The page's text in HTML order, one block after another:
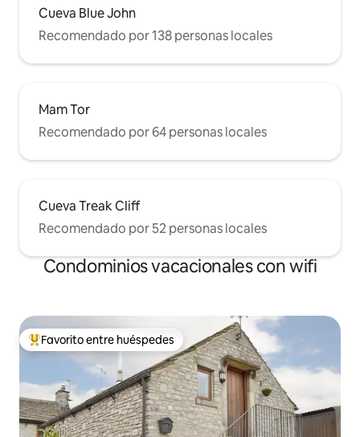
Cueva Blue John
Recomendado por 138 personas locales
Mam Tor
Recomendado por 64 personas locales
Cueva Treak Cliff
Recomendado por 52 personas locales
Condominios vacacionales con wifi
Favorito entre huéspedes preferido
Favorito entre huéspedes